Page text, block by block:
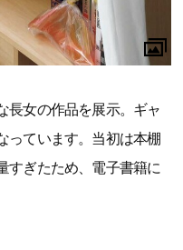
長女の作品を展示。ギャ
っています。当初は本棚
すぎたため、電子書籍に